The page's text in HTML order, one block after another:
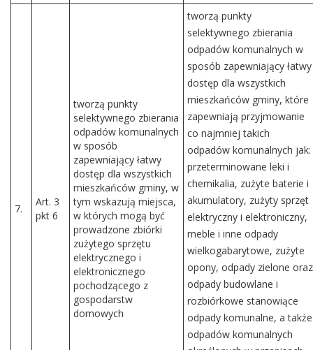
7.
Art. 3
pkt 6
tworzą punkty
selektywnego zbierania
odpadów komunalnych
w sposób
zapewniający łatwy
dostęp dla wszystkich
mieszkańców gminy, w
tym wskazują miejsca,
w których mogą być
prowadzone zbiórki
zużytego sprzętu
elektrycznego i
elektronicznego
pochodzącego z
gospodarstw
domowych
tworzą punkty
selektywnego zbierania
odpadów komunalnych w
sposób zapewniający łatwy
dostęp dla wszystkich
mieszkańców gminy, które
zapewniają przyjmowanie
co najmniej takich
odpadów komunalnych jak:
przeterminowane leki i
chemikalia, zużyte baterie i
akumulatory, zużyty sprzęt
elektryczny i elektroniczny,
meble i inne odpady
wielkogabarytowe, zużyte
opony, odpady zielone oraz
odpady budowlane i
rozbiórkowe stanowiące
odpady komunalne, a także
odpadów komunalnych